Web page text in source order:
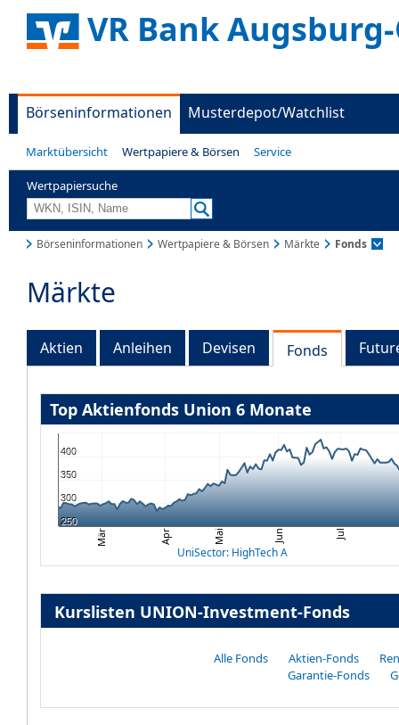
VR Bank
Börseninformationen Musterdepot/Watchlist
Marktübersicht Wertpapiere & Börsen Service
Wertpapiersuche
Börseninformationen Wertpapiere & Börsen Märkte Fonds
Märkte
Aktien Anleihen Devisen Fonds
Top Aktienfonds Union 6 Monate
Mär Apr Mai Jun Jul
250
300
350
400
UniSector: HighTech A
Kurslisten UNION-Investment-Fonds
Alle Fonds Aktien-Fonds
Garantie-Fonds